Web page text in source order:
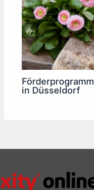
in Düsseldorf